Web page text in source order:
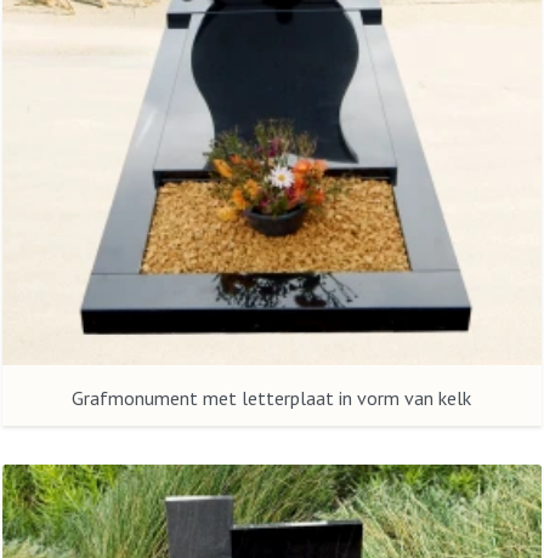
Grafmonument met letterplaat in vorm van kelk